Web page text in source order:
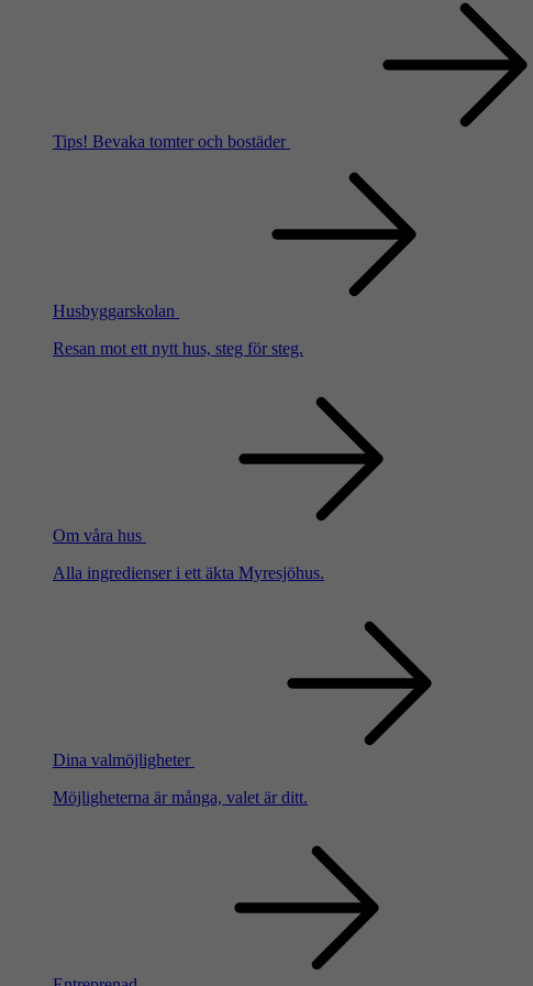
Tips! Bevaka tomter och bostäder
Husbyggarskolan
Resan mot ett nytt hus, steg för steg.
Om våra hus
Alla ingredienser i ett äkta Myresjöhus.
Dina valmöjligheter
Möjligheterna är många, valet är ditt.